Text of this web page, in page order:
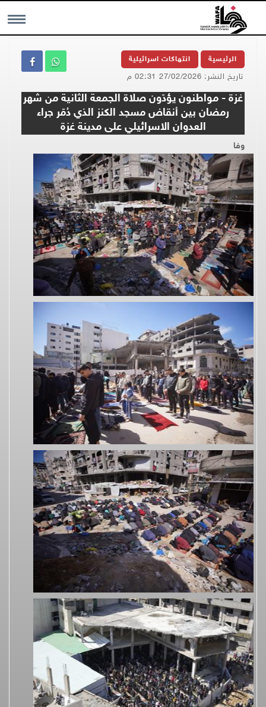
MENU الرئيسية انتهاكات اسرائيلية
تاريخ النشر: 27/02/2026 02:31 م
غزة - مواطنون يؤدّون صلاة الجمعة الثانية من شهر
رمضان بين أنقاض مسجد الكنز الذي دُمّر جراء
العدوان الاسرائيلي على مدينة غزة
وفا